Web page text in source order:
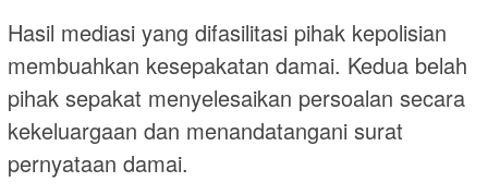
Hasil mediasi yang difasilitasi pihak kepolisian
membuahkan kesepakatan damai. Kedua belah
pihak sepakat menyelesaikan persoalan secara
kekeluargaan dan menandatangani surat
pernyataan damai.